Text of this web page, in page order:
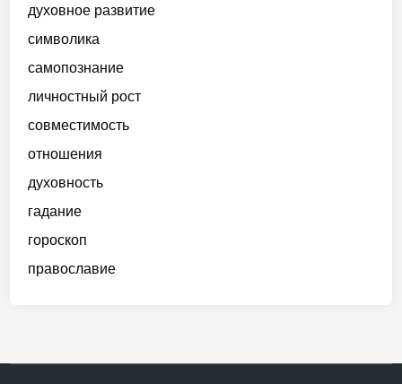
духовное развитие
символика
самопознание
личностный рост
совместимость
отношения
духовность
гадание
гороскоп
православие